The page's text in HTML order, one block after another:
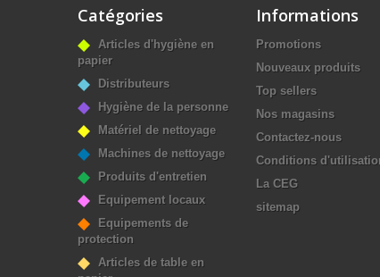
Catégories
Articles d'hygiène en
papier
Distributeurs
Hygiène de la personne
Matériel de nettoyage
Machines de nettoyage
Produits d'entretien
Equipement locaux
Equipements de
protection
Articles de table en
Informations
Promotions
Nouveaux produits
Top sellers
Nos magasins
Contactez-nous
Conditions
La CEG
sitemap